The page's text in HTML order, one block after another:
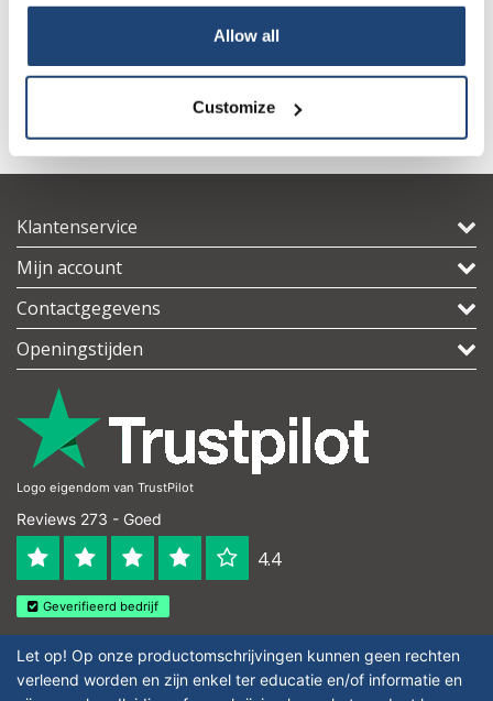
Allow all
Customize
DL-Appelzuur 99+%,
pH-tester PH serie PH 1
Klantenservice
Mijn account
Contactgegevens
Openingstijden
Logo eigendom van TrustPilot
Reviews 273 - Goed
4.4
Geverifieerd bedrijf
Let op! Op onze productomschrijvingen kunnen geen rechten
verleend worden en zijn enkel ter educatie en/of informatie en